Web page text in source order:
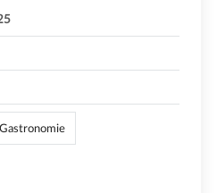
Gastronomie